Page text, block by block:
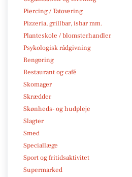
Piercing / Tatovering
Pizzeria, grillbar, isbar mm.
Planteskole / blomsterhandler
Psykologisk rådgivning
Rengøring
Restaurant og café
Skomager
Skrædder
Skønheds- og hudpleje
Slagter
Smed
Speciallæge
Sport og fritidsaktivitet
Supermarked